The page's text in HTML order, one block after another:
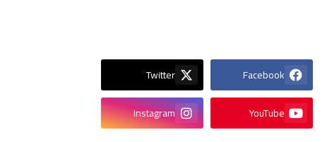
Facebook
Twitter
YouTube
Instagram